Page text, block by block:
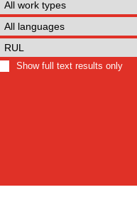
Show full text results only